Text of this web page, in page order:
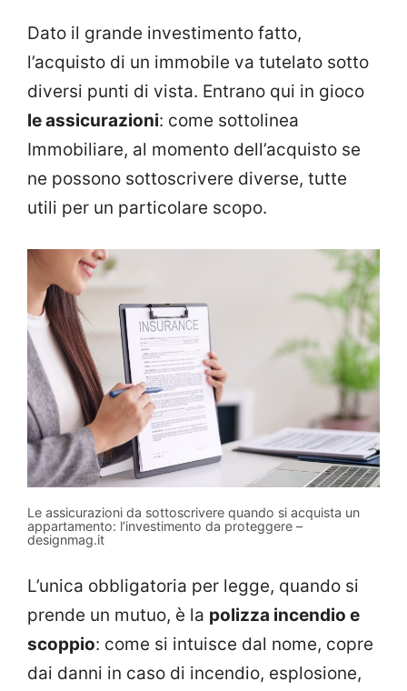
Dato il grande investimento fatto,
l’acquisto di un immobile va tutelato sotto
diversi punti di vista. Entrano qui in gioco
le assicurazioni: come sottolinea
Immobiliare, al momento dell’acquisto se
ne possono sottoscrivere diverse, tutte
utili per un particolare scopo.
Le assicurazioni da sottoscrivere quando si acquista un
appartamento: l’investimento da proteggere –
designmag.it
L’unica obbligatoria per legge, quando si
prende un mutuo, è la polizza incendio e
scoppio: come si intuisce dal nome, copre
dai danni in caso di incendio, esplosione,